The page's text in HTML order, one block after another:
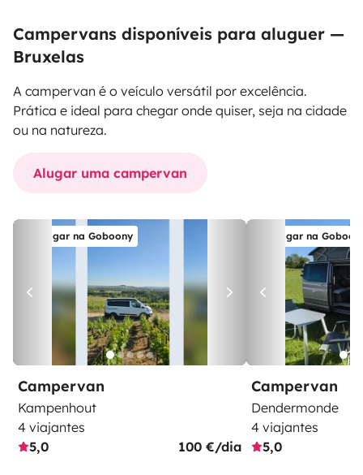
Campervans disponíveis para aluguer —
Bruxelas
A campervan é o veículo versátil por excelência.
Prática e ideal para chegar onde quiser, seja na cidade
ou na natureza.
Alugar uma campervan
Alugar na Goboony
Campervan
Kampenhout
4 viajantes
5,0
100 €/dia
Alugar na
Campervan
Dendermonde
4 viajantes
5,0